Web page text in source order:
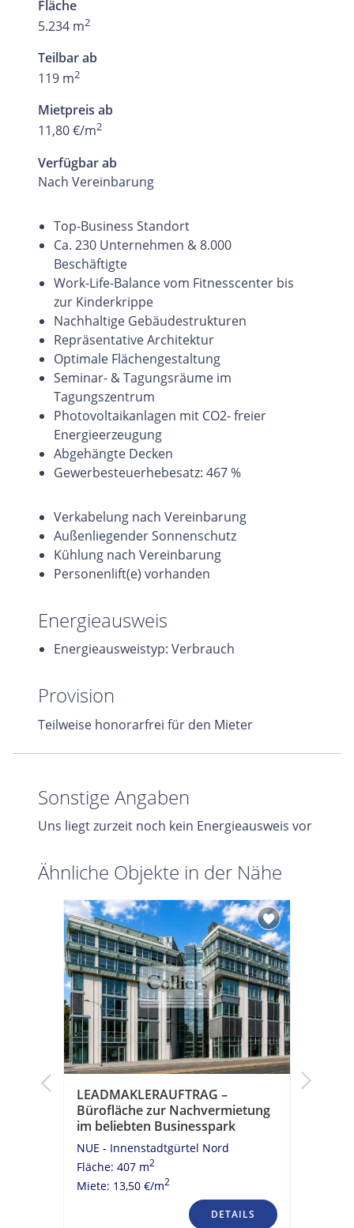
Fläche
5.234 m2
Teilbar ab
119 m2
Mietpreis ab
11,80 €/m2
Verfügbar ab
Nach Vereinbarung
Top-Business Standort
Ca. 230 Unternehmen & 8.000
Beschäftigte
Work-Life-Balance vom Fitnesscenter bis
zur Kinderkrippe
Nachhaltige Gebäudestrukturen
Repräsentative Architektur
Optimale Flächengestaltung
Seminar- & Tagungsräume im
Tagungszentrum
Photovoltaikanlagen mit CO2- freier
Energieerzeugung
Abgehängte Decken
Gewerbesteuerhebesatz: 467 %
Verkabelung nach Vereinbarung
Außenliegender Sonnenschutz
Kühlung nach Vereinbarung
Personenlift(e) vorhanden
Energieausweis
Energieausweistyp: Verbrauch
Provision
Teilweise honorarfrei für den Mieter
Sonstige Angaben
Uns liegt zurzeit noch kein Energieausweis vor
Ähnliche Objekte in der Nähe
LEADMAKLERAUFTRAG –
Bürofläche zur Nachvermietung
im beliebten Businesspark
NUE - Innenstadtgürtel Nord
Fläche: 407 m2
Miete: 13,50 €/m2
DETAILS